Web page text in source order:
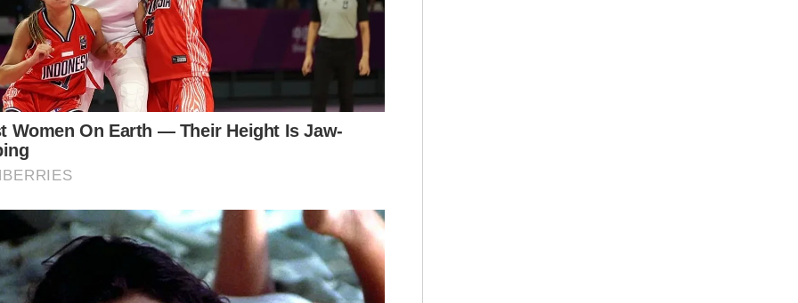
Berkaitan:
Songlap RM2 juta: Kakitangan bank sempat pindah
wang ke 11 akaun bank
Gaji penjawat awam: Saifuddin Nasution cabar Wan
Ahmad Fayhsal nyata pendirian
Sebar video fitnah: Lembaga Maktab Mahmud ambil
tindakan undang-undang
Nasution turut melancarkan SKUAD
Cawangan Padang Serai iaitu yang
ditubuhkan mengikut kawasan Parlimen di
negara sebagai usaha menambah baik
pengurusan badan sukarelawan itu. -